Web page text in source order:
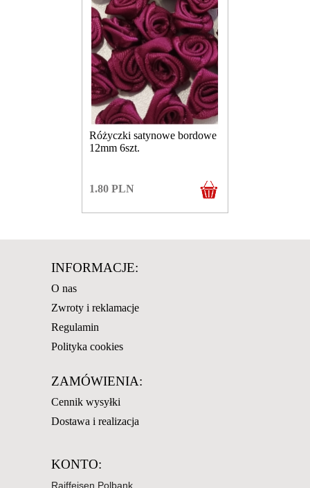
Różyczki satynowe bordowe
12mm 6szt.
1.80 PLN
INFORMACJE:
O nas
Zwroty i reklamacje
Regulamin
Polityka cookies
ZAMÓWIENIA:
Cennik wysyłki
Dostawa i realizacja
KONTO:
Raiffeisen Polbank